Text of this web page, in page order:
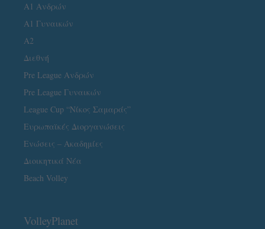
Α1 Ανδρών
Α1 Γυναικών
A2
Διεθνή
Pre League Ανδρών
Pre League Γυναικών
League Cup “Νίκος Σαμαράς”
Ευρωπαϊκές Διοργανώσεις
Ενώσεις – Ακαδημίες
Διοικητικά Νέα
Beach Volley
VolleyPlanet